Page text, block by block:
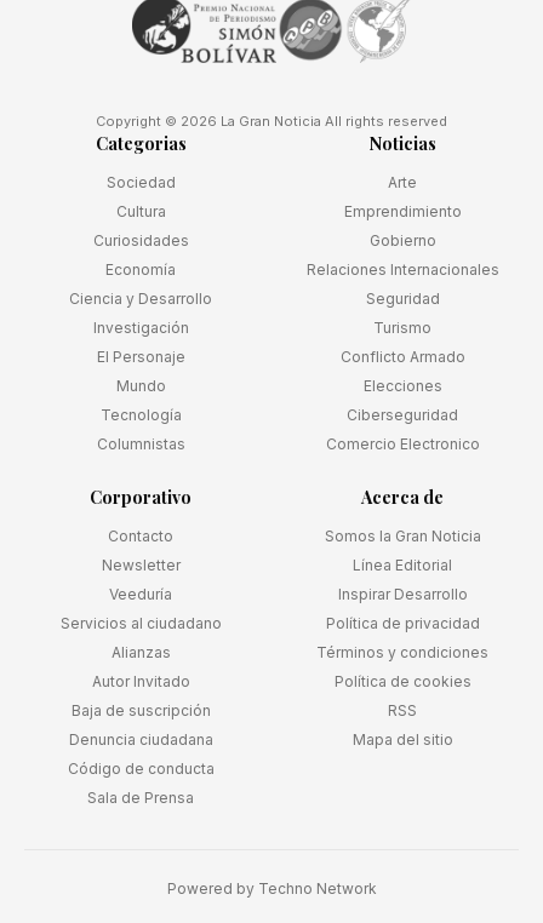
Copyright © 2026 La Gran Noticia All rights reserved
Categorias
Sociedad
Cultura
Curiosidades
Economía
Ciencia y Desarrollo
Investigación
El Personaje
Mundo
Tecnología
Columnistas
Noticias
Arte
Emprendimiento
Gobierno
Relaciones Internacionales
Seguridad
Turismo
Conflicto Armado
Elecciones
Ciberseguridad
Comercio Electronico
Corporativo
Contacto
Newsletter
Veeduría
Servicios al ciudadano
Alianzas
Autor Invitado
Baja de suscripción
Denuncia ciudadana
Código de conducta
Sala de Prensa
Acerca de
Somos la Gran Noticia
Línea Editorial
Inspirar Desarrollo
Política de privacidad
Términos y condiciones
Política de cookies
RSS
Mapa del sitio
Powered by Techno Network